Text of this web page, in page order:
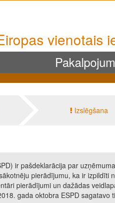
vienotais
Izslēgšana
ir pašdeklarācija par
pierādījumu, ka ir
pierādījumi un dažādas
gada oktobra ESPD sagatavo